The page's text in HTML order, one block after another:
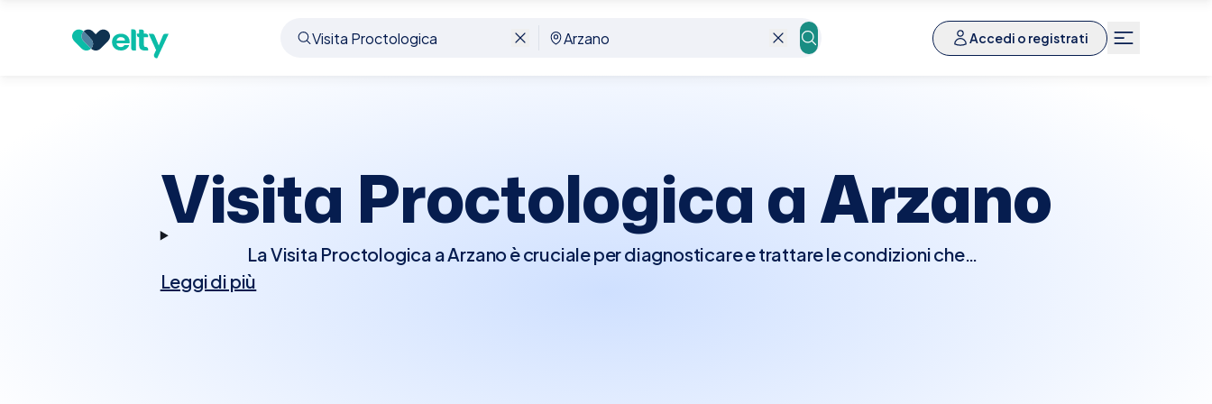
Accedi o registrati
Prenota visita Visita Proctologica Arzano
Visita Proctologica aArzano
La Visita Proctologica a Arzano è cruciale per diagnosticare e trattare le condizioni che
affliggono il retto e l'ano, come emorroidi, fissure anali, fistole, e altre patologie proctologiche.
Leggi di più